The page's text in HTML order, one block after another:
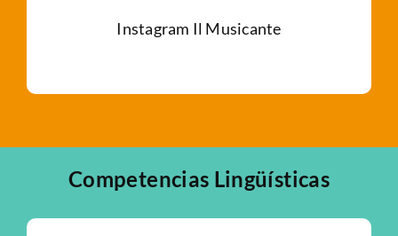
Instagram Il Musicante
Competencias Lingüísticas